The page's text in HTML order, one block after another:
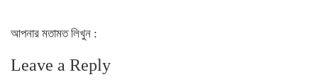
আপনার মতামত লিখুন :
Leave a Reply